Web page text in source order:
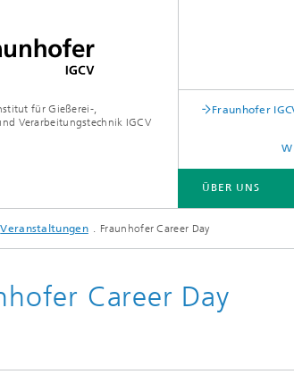
für Gießerei-,
Verarbeitungstechnik IGCV
Fraunhofer
ÜBER UNS
Veranstaltungen Fraunhofer Career Day
Career Day